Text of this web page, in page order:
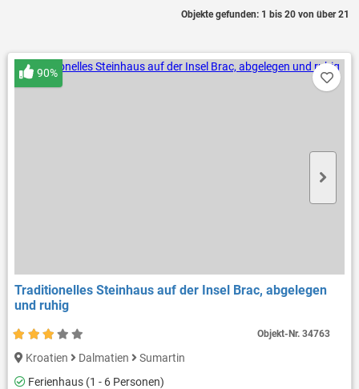
Objekte gefunden: 1 bis 20 von über 21
Traditionelles Steinhaus auf der Insel Brac, abgelegen
und ruhig
90%
Kroatien Dalmatien
Sumartin
Ferienhaus (1 - 6 Personen)
Objekt-Nr.34763